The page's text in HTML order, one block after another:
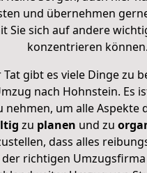
und übernehmen
Sie sich auf andere
konzentrieren können.
Tat gibt es viele Dinge zu
nach Hohnstein. Es
nehmen, um alle Aspekte
zu planen und zu
dass alles
richtigen